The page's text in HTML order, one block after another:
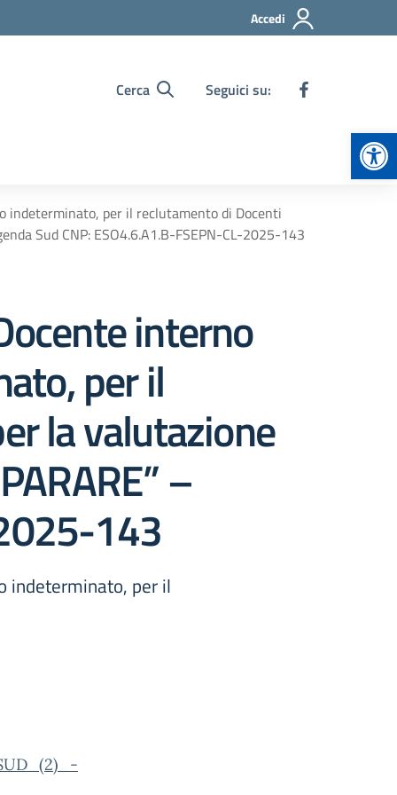
Accedi
Cerca Seguici su:
indeterminato, per il reclutamento di Docenti
Sud CNP: ESO4.6.A1.B-FSEPN-CL-2025-143
interno
per il
la valutazione
–
143
indeterminato, per il